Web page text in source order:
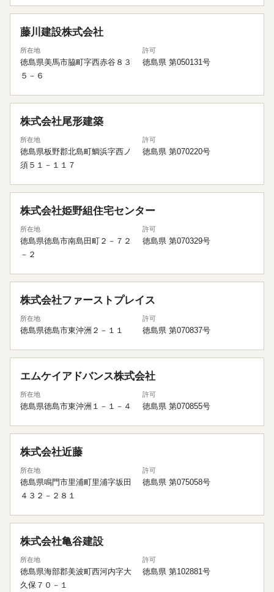
藤川建設株式会社
所在地
徳島県美馬市脇町字西赤谷８３
５－６
許可
徳島県 第050131号
株式会社尾形建築
所在地
徳島県板野郡北島町鯛浜字西ノ
須５１－１１７
許可
徳島県 第070220号
株式会社姫野組住宅センター
所在地
徳島県徳島市南島田町２－７２
－２
許可
徳島県 第070329号
株式会社ファーストプレイス
所在地
徳島県徳島市東沖洲２－１１
許可
徳島県 第070837号
エムケイアドバンス株式会社
所在地
徳島県徳島市東沖洲１－１－４
許可
徳島県 第070855号
株式会社近藤
所在地
徳島県鳴門市里浦町里浦字坂田
４３２－２８１
許可
徳島県 第075058号
株式会社亀谷建設
所在地
徳島県海部郡美波町西河内字大
久保７０－１
許可
徳島県 第102881号